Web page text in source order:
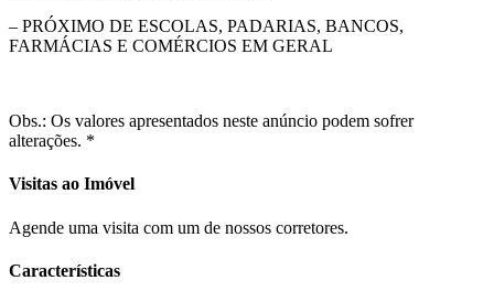
– PRÓXIMO DE ESCOLAS, PADARIAS, BANCOS,
FARMÁCIAS E COMÉRCIOS EM GERAL
Obs.: Os valores apresentados neste anúncio podem sofrer
alterações. *
Visitas ao Imóvel
Agende uma visita com um de nossos corretores.
Características